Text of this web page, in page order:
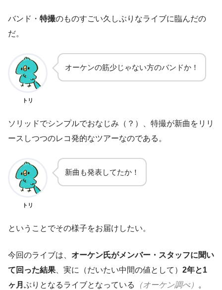
バンド・ 特撮のものすごい久しぶりなライブに臨んだの
だ。
トリ
オーケンの筋少じゃない方のバンドか！
ソリッドでシンプルでおなじみ（？）、特撮が新曲をリリ
ースしつつのレコ発的なツアーなのである。
トリ
新曲も発表してたか！
ということでその様子をお届けしたい。
今回のライブは、 オーケン氏がメンバー・スタッフに聞い
て回った結果 、実に（だいたい中間の値として） 2年と1
ヶ月 ぶりとなるライブとなっている （オーケン調べ） 。